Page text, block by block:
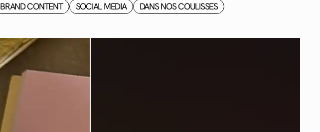
BRAND CONTENT SOCIAL MEDIA DANS NOS COULISSES